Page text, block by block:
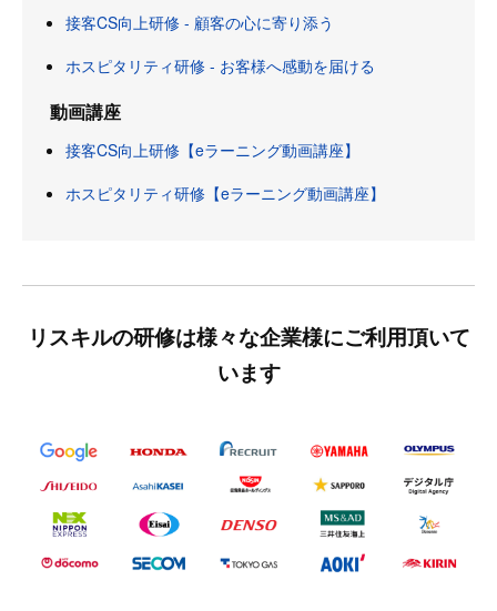
接客CS向上研修 - 顧客の心に寄り添う
ホスピタリティ研修 - お客様へ感動を届ける
動画講座
接客CS向上研修【eラーニング動画講座】
ホスピタリティ研修【eラーニング動画講座】
リスキルの研修は様々な企業様にご利用頂いて
います